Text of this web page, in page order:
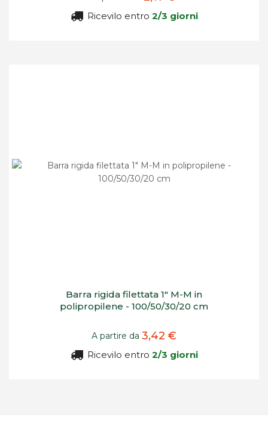
Ricevilo entro 2/3 giorni
Barra rigida filettata 1" M-M in
polipropilene - 100/50/30/20 cm
A partire da 3,42 €
Ricevilo entro 2/3 giorni